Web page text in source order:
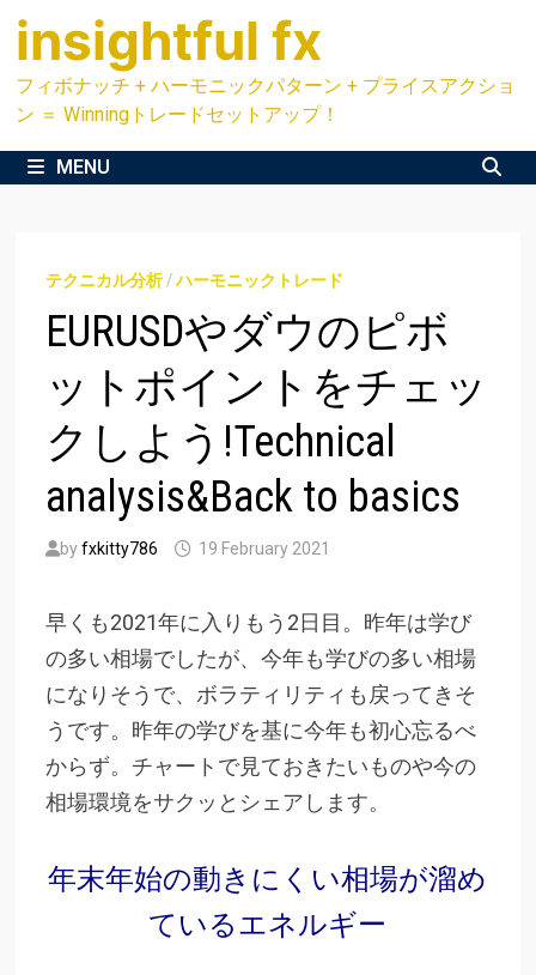
Skip
content
insightful fx
フィボナッチ + ハーモニックパターン + プライスアクショ
ン ＝ Winningトレードセットアップ！
MENU
テクニカル分析/ハーモニックトレード
EURUSDやダウのピボ
ットポイントをチェッ
クしよう!Technical
analysis&Back to basics
byfxkitty786 19 February 2021
早くも2021年に入りもう2日目。昨年は学び
の多い相場でしたが、今年も学びの多い相場
になりそうで、ボラティリティも戻ってきそ
うです。昨年の学びを基に今年も初心忘るべ
からず。チャートで見ておきたいものや今の
相場環境をサクッとシェアします。
年末年始の動きにくい相場が溜め
ているエネルギー